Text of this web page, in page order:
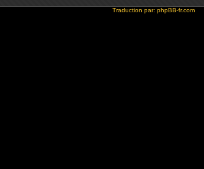
Traduction par: phpBB-fr.com